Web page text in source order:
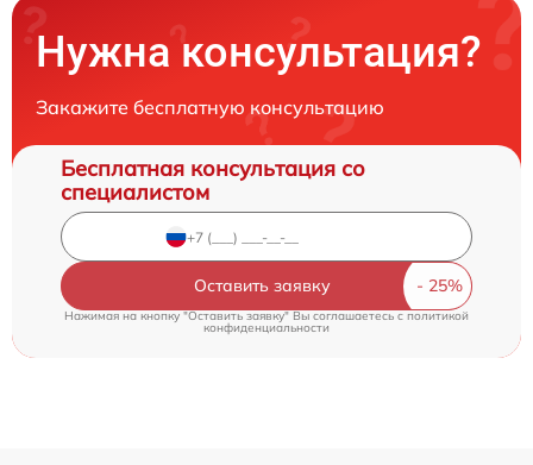
Нужна консультация?
Закажите бесплатную консультацию
Бесплатная консультация со
специалистом
Оставить заявку
Нажимая на кнопку "Оставить заявку" Вы соглашаетесь cполитикой
конфиденциальности